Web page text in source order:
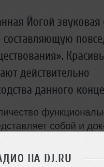
НА DJ.RU
Йогой звуковая
действительно
данного
собой и
CD-плеер и
дождя,